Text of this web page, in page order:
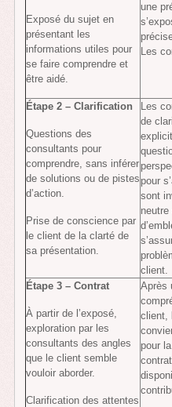
Exposé du sujet en
présentant les
informations utiles pour
se faire comprendre et
être aidé.
une
Les
Étape 2 – Clarification
Questions des
consultants pour
comprendre, sans inférer
de solutions ou de pistes
d’action.
Prise de conscience par
le client de la clarté de
sa présentation.
Les
de
pour
sont
client.
Étape 3 – Contrat
À partir de l’exposé,
exploration par les
consultants des angles
que le client semble
vouloir aborder.
Clarification des attentes
Après
client,
pour